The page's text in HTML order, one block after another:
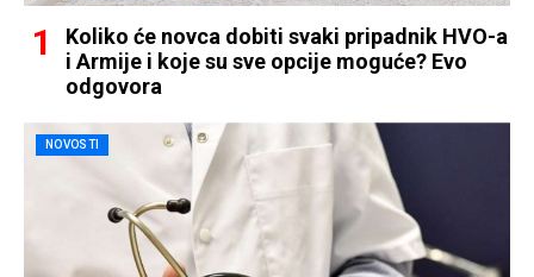
Koliko će novca dobiti svaki pripadnik HVO-a
i Armije i koje su sve opcije moguće? Evo
odgovora
NOVOSTI